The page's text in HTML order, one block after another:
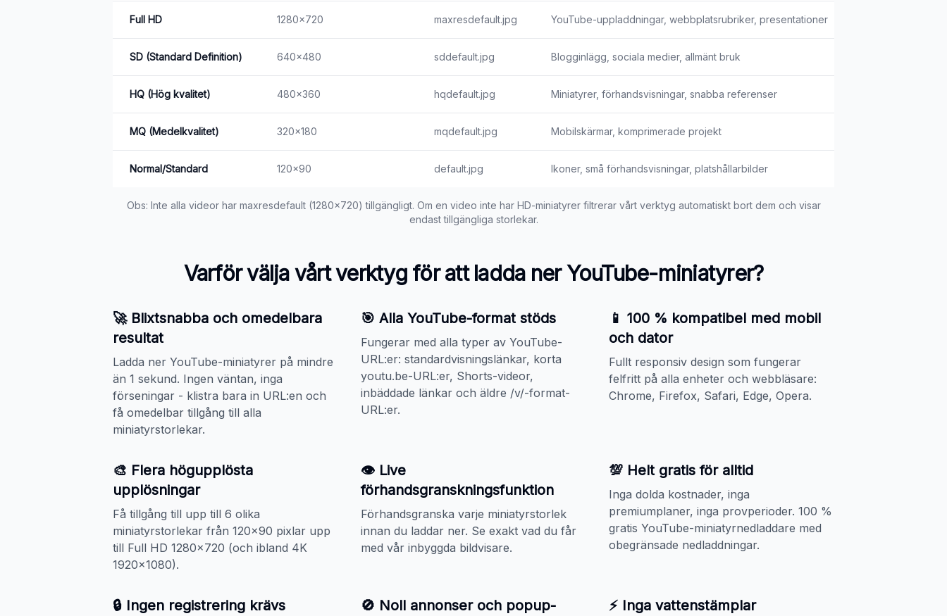
Full HD 1280x720 maxresdefault.jpg YouTube-uppladdningar, webbplatsrubriker, presentationer
SD (Standard Definition) 640x480 sddefault.jpg Blogginlägg, sociala medier, allmänt bruk
HQ (Hög kvalitet) 480x360 hqdefault.jpg Miniatyrer, förhandsvisningar, snabba referenser
MQ (Medelkvalitet) 320x180 mqdefault.jpg Mobilskärmar, komprimerade projekt
Normal/Standard 120x90 default.jpg Ikoner, små förhandsvisningar, platshållarbilder
Obs: Inte alla videor har maxresdefault (1280x720) tillgängligt. Om en video inte har HD-miniatyrer filtrerar vårt verktyg automatiskt bort dem och visar
endast tillgängliga storlekar.
Varför välja vårt verktyg för att ladda ner YouTube-miniatyrer?
🚀 Blixtsnabba och omedelbara
resultat
Ladda ner YouTube-miniatyrer på mindre
än 1 sekund. Ingen väntan, inga
förseningar - klistra bara in URL:en och
få omedelbar tillgång till alla
miniatyrstorlekar.
🎯 Alla YouTube-format stöds
Fungerar med alla typer av YouTube-
URL:er: standardvisningslänkar, korta
youtu.be-URL:er, Shorts-videor,
inbäddade länkar och äldre /v/-format-
URL:er.
📱 100 % kompatibel med mobil
och dator
Fullt responsiv design som fungerar
felfritt på alla enheter och webbläsare:
Chrome, Firefox, Safari, Edge, Opera.
🎨 Flera högupplösta
upplösningar
Få tillgång till upp till 6 olika
miniatyrstorlekar från 120x90 pixlar upp
till Full HD 1280x720 (och ibland 4K
1920x1080).
👁️ Live
förhandsgranskningsfunktion
Förhandsgranska varje miniatyrstorlek
innan du laddar ner. Se exakt vad du får
med vår inbyggda bildvisare.
💯 Helt gratis för alltid
Inga dolda kostnader, inga
premiumplaner, inga provperioder. 100 %
gratis YouTube-miniatyrnedladdare med
obegränsade nedladdningar.
🔒 Ingen registrering krävs
🚫 Noll annonser och popup-
⚡ Inga vattenstämplar